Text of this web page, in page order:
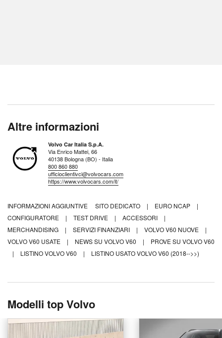
Altre informazioni
Volvo Car Italia S.p.A.
Via Enrico Mattei, 66
40138 Bologna (BO) - Italia
800 860 880
ufficioclientivci@volvocars.com
https://www.volvocars.com/it/
INFORMAZIONI AGGIUNTIVE SITO DEDICATO | EURO NCAP
|
CONFIGURATORE
| TEST DRIVE | ACCESSORI
|
MERCHANDISING
| SERVIZI FINANZIARI | VOLVO V60 NUOVE
|
VOLVO V60 USATE
| NEWS SU VOLVO V60 |
PROVE SU VOLVO V60
|
LISTINO VOLVO V60 | LISTINO USATO VOLVO V60 (2018-->>)
Modelli top Volvo